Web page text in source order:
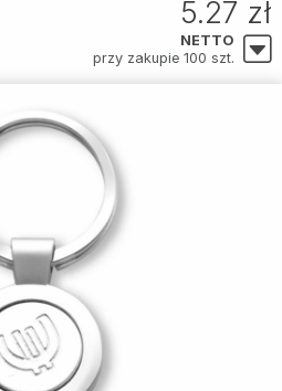
5.27 zł
NETTO
przy zakupie 100 szt.